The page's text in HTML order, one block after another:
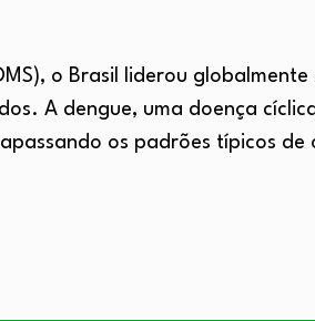
o Brasil liderou
A dengue, uma doença
os padrões típicos